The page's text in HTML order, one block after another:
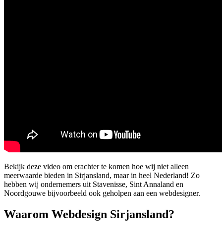
Bekijk deze video om erachter te komen hoe wij niet alleen
meerwaarde bieden in Sirjansland, maar in heel Nederland! Zo
hebben wij ondernemers uit Stavenisse, Sint Annaland en
Noordgouwe bijvoorbeeld ook geholpen aan een webdesigner.
Waarom Webdesign Sirjansland?